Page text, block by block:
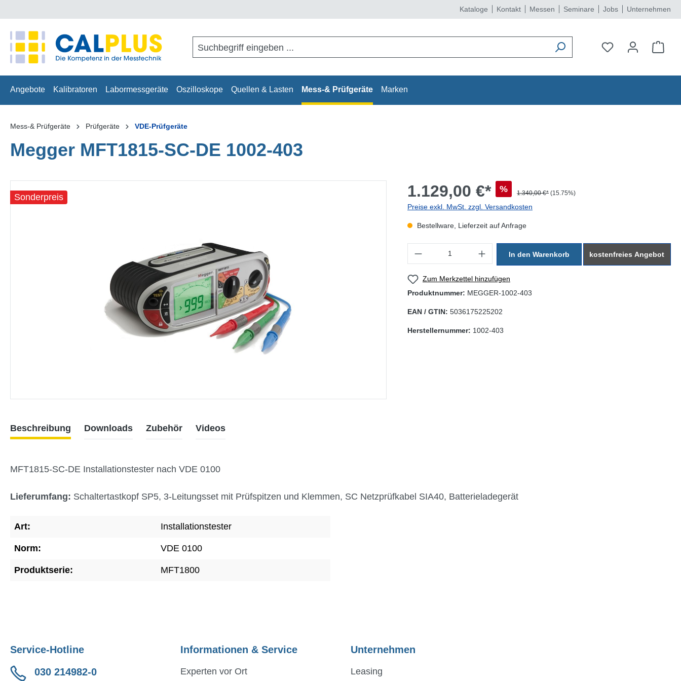
Kataloge Kontakt Messen Seminare Jobs Unternehmen
Angebote Kalibratoren Labormessgeräte Oszilloskope Quellen & Lasten Mess-& Prüfgeräte Marken
Mess-& Prüfgeräte Prüfgeräte VDE-Prüfgeräte
Megger MFT1815-SC-DE 1002-403
Sonderpreis 1.129,00 €* % 1.340,00 €* (15.75%)
Preise exkl. MwSt. zzgl. Versandkosten
Bestellware, Lieferzeit auf Anfrage
In den Warenkorb
kostenfreies Angebot
Zum Merkzettel hinzufügen
Produktnummer: MEGGER-1002-403
EAN / GTIN: 5036175225202
Herstellernummer: 1002-403
Beschreibung Downloads Zubehör Videos
MFT1815-SC-DE Installationstester nach VDE 0100
Lieferumfang: Schaltertastkopf SP5, 3-Leitungsset mit Prüfspitzen und Klemmen, SC Netzprüfkabel SIA40, Batterieladegerät
Art: Installationstester
Norm: VDE 0100
Produktserie: MFT1800
Service-Hotline
030 214982-0
Informationen & Service
Experten vor Ort
Unternehmen
Leasing